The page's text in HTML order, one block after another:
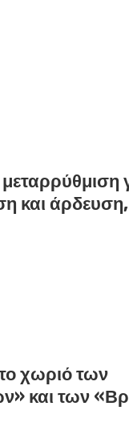
και
χωριό των
και των